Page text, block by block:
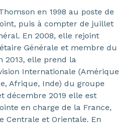
en 1998 au poste de
puis à compter de juillet
En 2008, elle rejoint
Générale et membre du
2013, elle prend la
Internationale (Amérique
Afrique, Inde) du groupe
décembre 2019 elle est
en charge de la France,
Centrale et Orientale. En